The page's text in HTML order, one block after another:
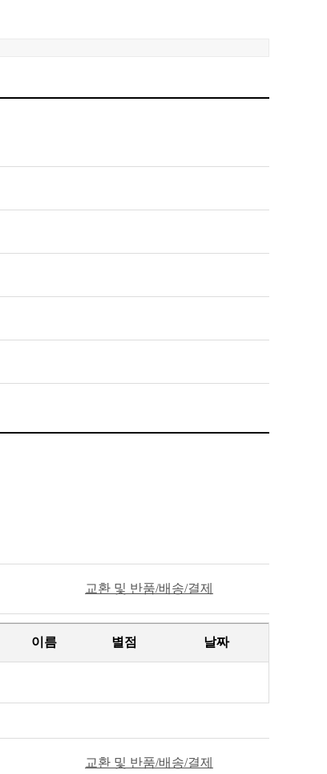
교환 및 반품/배송/결제
이름 별점 날짜
교환 및 반품/배송/결제